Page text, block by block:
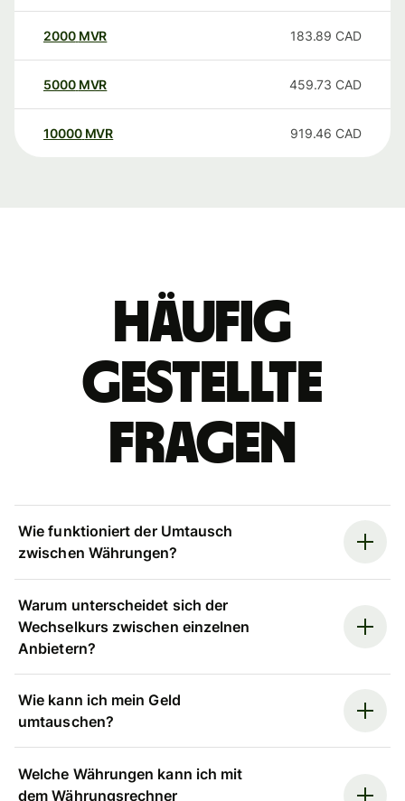
2000 MVR 183.89 CAD
5000 MVR 459.73 CAD
10000 MVR 919.46 CAD
Häufig
gestellte
Fragen
Wie funktioniert der Umtausch
zwischen Währungen?
Warum unterscheidet sich der
Wechselkurs zwischen einzelnen
Anbietern?
Wie kann ich mein Geld
umtauschen?
Welche Währungen kann ich mit
dem Währungsrechner